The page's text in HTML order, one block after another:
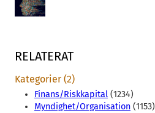
RELATERAT
Kategorier (2)
Finans/Riskkapital (1234)
Myndighet/Organisation (1153)